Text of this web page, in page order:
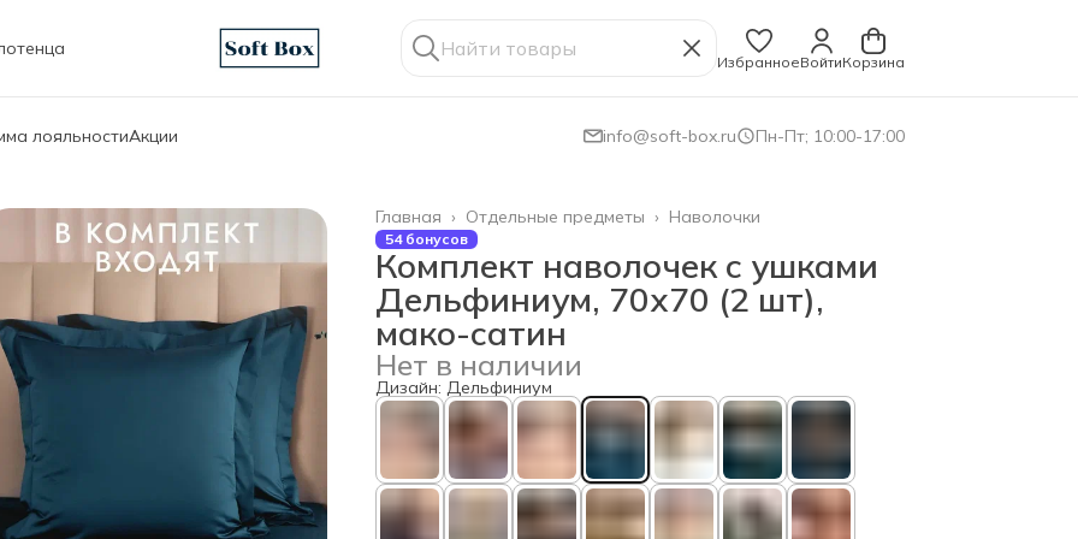
ИзбранноеВойтиКорзина
лояльностиАкции info@soft-box.ru Пн-Пт; 10:00-17:00
Наволочки
Отдельные предметы ›
Главная ›
54 бонусов
Комплект наволочек с ушками
Дельфиниум, 70х70 (2 шт),
мако-сатин
Нет в наличии
Дизайн: Дельфиниум